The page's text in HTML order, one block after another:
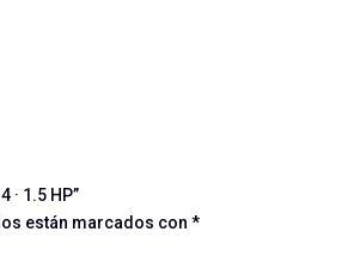
1.5 HP”
están marcados con *